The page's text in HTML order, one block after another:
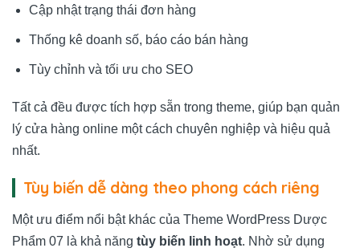
Cập nhật trạng thái đơn hàng
Thống kê doanh số, báo cáo bán hàng
Tùy chỉnh và tối ưu cho SEO
Tất cả đều được tích hợp sẵn trong theme, giúp bạn quản
lý cửa hàng online một cách chuyên nghiệp và hiệu quả
nhất.
Tùy biến dễ dàng theo phong cách riêng
Một ưu điểm nổi bật khác của Theme WordPress Dược
Phẩm 07 là khả năng tùy biến linh hoạt. Nhờ sử dụng